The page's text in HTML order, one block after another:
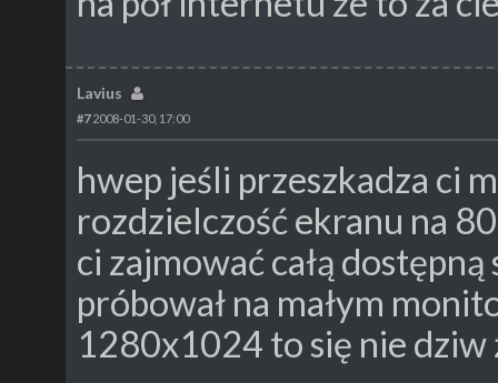
Lavius
#72008-01-30, 17:00
hwep jeśli przeszkadza ci
rozdzielczość ekranu na
ci zajmować całą
próbował na małym
1280x1024 to się nie dziw